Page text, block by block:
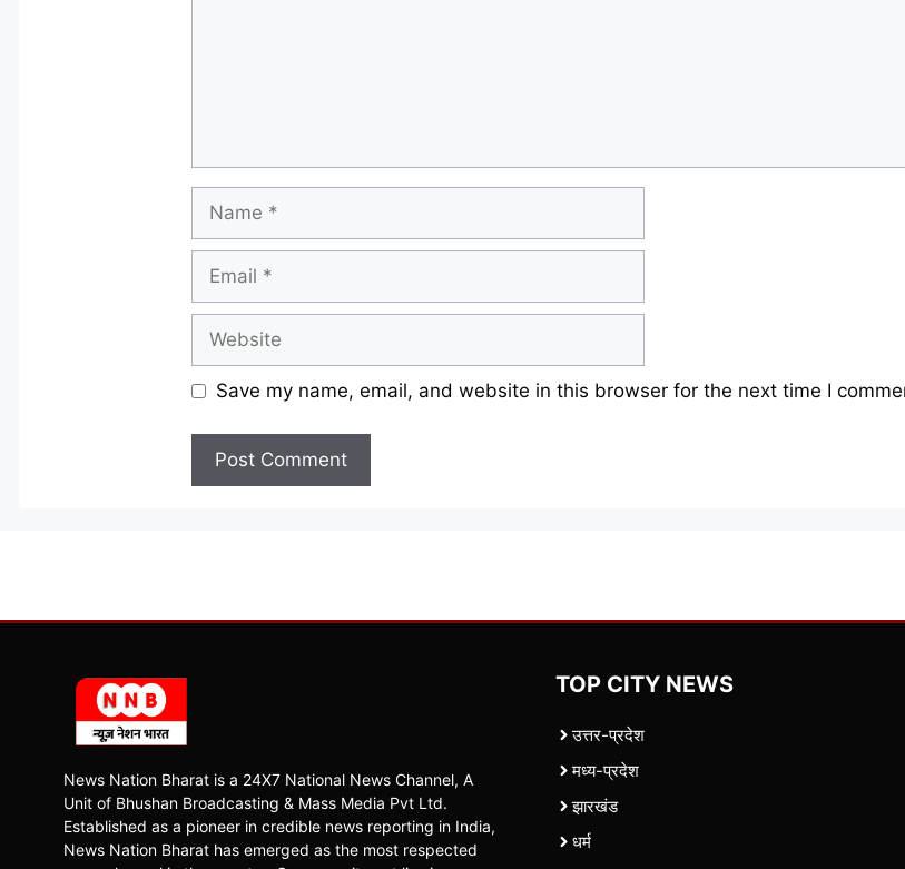
Name
Email
Website
Save my name, email, and website in this browser for the next time I
News Nation Bharat is a 24X7 National News Channel, A
Unit of Bhushan Broadcasting & Mass Media Pvt Ltd.
Established as a pioneer in credible news reporting in India,
News Nation Bharat has emerged as the most respected
TOP CITY NEWS
उत्तर-प्रदेश
मध्य-प्रदेश
झारखंड
धर्म